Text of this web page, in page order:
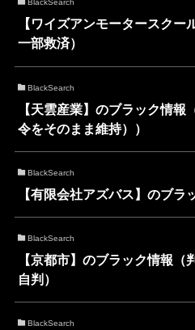
BlackSearch
【ワイズアンモータースク
一部救済）
BlackSearch
【天雲産業】のブラック情
令をそのまま維持））
BlackSearch
【有限会社アズバス】のブラ
BlackSearch
【京都市】のブラック情報
自判）
BlackSearch